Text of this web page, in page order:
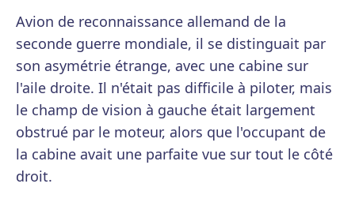
Avion de reconnaissance allemand de la
seconde guerre mondiale, il se distinguait par
son asymétrie étrange, avec une cabine sur
l'aile droite. Il n'était pas difficile à piloter, mais
le champ de vision à gauche était largement
obstrué par le moteur, alors que l'occupant de
la cabine avait une parfaite vue sur tout le côté
droit.